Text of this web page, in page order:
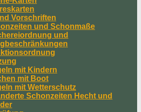
Vorschriften
und Schonmaße
und
mit Kindern
mit Boot
mit Wetterschutz
Schonzeiten Hecht und